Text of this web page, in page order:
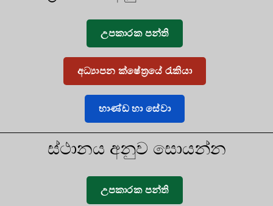
උපකාරක පන්ති
අධ්‍යාපන ක්ෂේත්‍රයේ රැකියා
භාණ්ඩ හා සේවා
ස්ථානය අනුව සොයන්න
උපකාරක පන්ති